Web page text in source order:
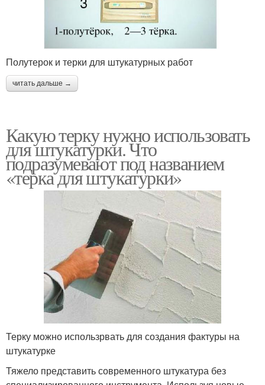
Полутерок и терки для штукатурных работ
читать дальше →
Какую терку нужно использовать
для штукатурки. Что
подразумевают под названием
«терка для штукатурки»
Терку можно использрвать для создания фактуры на
штукатурке
Тяжело представить современного штукатура без